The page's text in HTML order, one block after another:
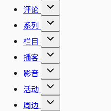
评论
系列
栏目
播客
影音
活动
周边